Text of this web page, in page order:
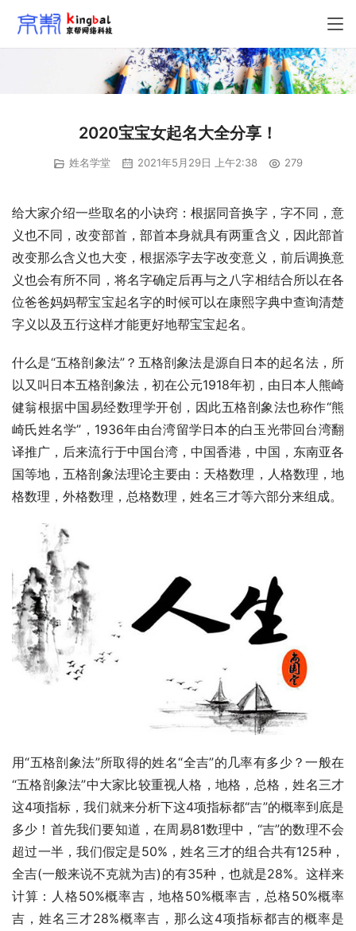
2020宝宝女起名大全分享！
姓名学堂 2021年5月29日 上午2:38 279
给大家介绍一些取名的小诀窍：根据同音换字，字不同，意
义也不同，改变部首，部首本身就具有两重含义，因此部首
改变那么含义也大变，根据添字去字改变意义，前后调换意
义也会有所不同，将名字确定后再与之八字相结合所以在各
位爸爸妈妈帮宝宝起名字的时候可以在康熙字典中查询清楚
字义以及五行这样才能更好地帮宝宝起名。
什么是“五格剖象法”？五格剖象法是源自日本的起名法，所
以又叫日本五格剖象法，初在公元1918年初，由日本人熊崎
健翁根据中国易经数理学开创，因此五格剖象法也称作“熊
崎氏姓名学”，1936年由台湾留学日本的白玉光带回台湾翻
译推广，后来流行于中国台湾，中国香港，中国，东南亚各
国等地，五格剖象法理论主要由：天格数理，人格数理，地
格数理，外格数理，总格数理，姓名三才等六部分来组成。
用“五格剖象法”所取得的姓名“全吉”的几率有多少？一般在
“五格剖象法”中大家比较重视人格，地格，总格，姓名三才
这4项指标，我们就来分析下这4项指标都“吉”的概率到底是
多少！首先我们要知道，在周易81数理中，“吉”的数理不会
超过一半，我们假定是50%，姓名三才的组合共有125种，
全吉(一般来说不克就为吉)的有35种，也就是28%。这样来
计算：人格50%概率吉，地格50%概率吉，总格50%概率
吉，姓名三才28%概率吉，那么这4项指标都吉的概率是